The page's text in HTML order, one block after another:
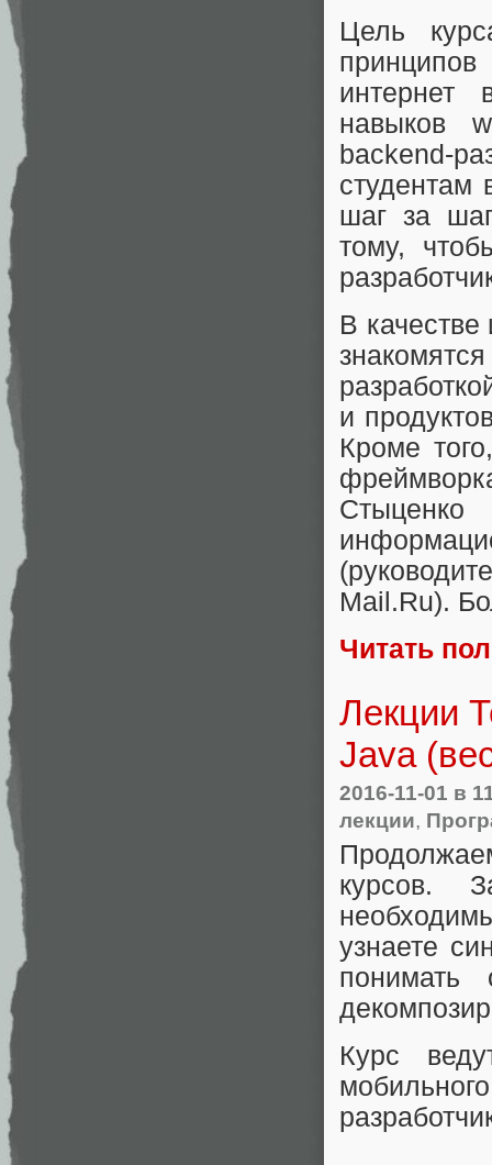
Цель
интернет
навыков
backend-
студентам
шаг за
тому,
В качестве
и
Кроме
Стыценко
Mail.Ru).
Читать
Лекции
Java
2016-11-01 в
лекции,
курсов.
узнаете
понимать
Курс